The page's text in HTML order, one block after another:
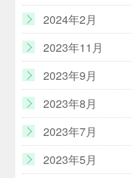
2024年2月
2023年11月
2023年9月
2023年8月
2023年7月
2023年5月